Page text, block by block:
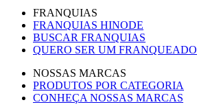
FRANQUIAS
FRANQUIAS HINODE
BUSCAR FRANQUIAS
QUERO SER UM FRANQUEADO
NOSSAS MARCAS
PRODUTOS POR CATEGORIA
CONHEÇA NOSSAS MARCAS